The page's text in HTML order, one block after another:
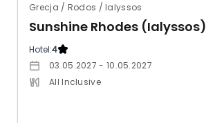
Grecja / Rodos / Ialyssos
Sunshine Rhodes (Ialyssos)
Hotel:4
03.05.2027 - 10.05.2027
All Inclusive